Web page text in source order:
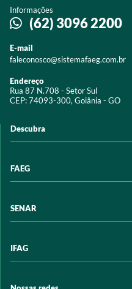
Informações
(62) 3096 2200
E-mail
faleconosco@sistemafaeg.com.br
Endereço
Rua 87 N.708 - Setor Sul
CEP: 74093-300, Goiânia - GO
Descubra
Acervo digital
Programas e Serviços
Trabalhe conosco
FAEG
Transparência
SENAR
Transparência
IFAG